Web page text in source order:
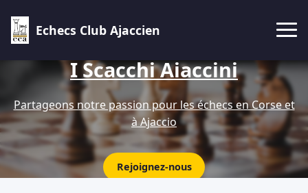
Echecs Club Ajaccien
I Scacchi Aiaccini
Partageons notre passion pour les échecs en Corse et
à Ajaccio
Rejoignez-nous